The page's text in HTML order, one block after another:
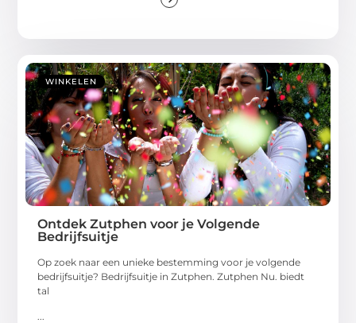
WINKELEN
Ontdek Zutphen voor je Volgende
Bedrijfsuitje
Op zoek naar een unieke bestemming voor je volgende
bedrijfsuitje? Bedrijfsuitje in Zutphen. Zutphen Nu. biedt
tal